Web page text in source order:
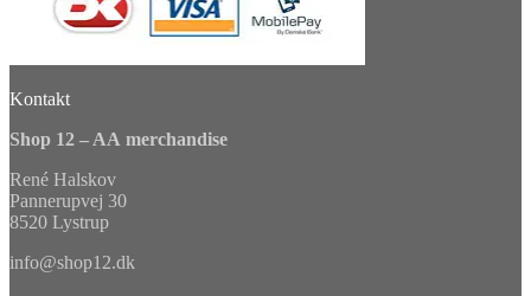
Kontakt
Shop 12 – AA merchandise
René Halskov
Pannerupvej 30
8520 Lystrup
info@shop12.dk